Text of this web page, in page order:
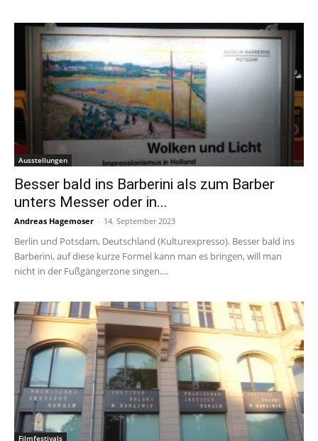
Ausstellungen
Besser bald ins Barberini als zum Barber
unters Messer oder in...
Andreas Hagemoser - 14. September 2023
Berlin und Potsdam, Deutschland (Kulturexpresso). Besser bald ins
Barberini, auf diese kurze Formel kann man es bringen, will man
nicht in der Fußgängerzone singen....
Filmfestivals